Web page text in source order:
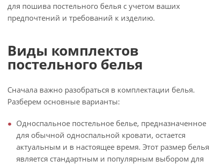
для пошива постельного белья с учетом ваших
предпочтений и требований к изделию.
Виды комплектов
постельного белья
Сначала важно разобраться в комплектации белья.
Разберем основные варианты:
Односпальное постельное белье, предназначенное
для обычной односпальной кровати, остается
актуальным и в настоящее время. Этот размер белья
является стандартным и популярным выбором для